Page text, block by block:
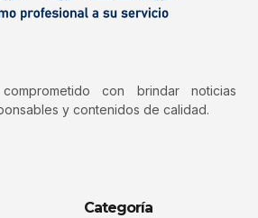
con brindar noticias
y contenidos de calidad.
Categoría